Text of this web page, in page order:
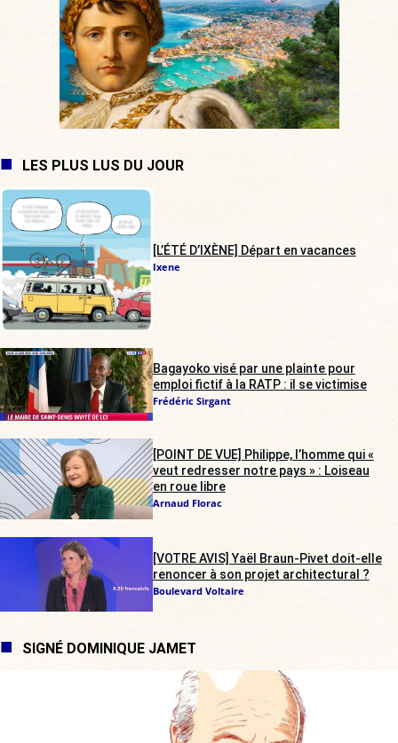
LES PLUS LUS DU JOUR
[L’ÉTÉ D’IXÈNE] Départ en vacances
Ixene
Bagayoko visé par une plainte pour
emploi fictif à la RATP : il se victimise
Frédéric Sirgant
[POINT DE VUE] Philippe, l’homme qui «
veut redresser notre pays » : Loiseau
en roue libre
Arnaud Florac
[VOTRE AVIS] Yaël Braun-Pivet doit-elle
renoncer à son projet architectural ?
Boulevard Voltaire
SIGNÉ DOMINIQUE JAMET